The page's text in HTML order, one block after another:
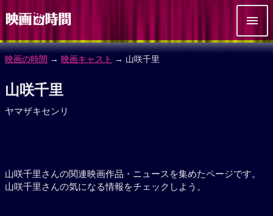
映画の時間 → 映画キャスト → 山咲千里
山咲千里
ヤマザキセンリ
山咲千里さんの関連映画作品・ニュースを集めたページです。
山咲千里さんの気になる情報をチェックしよう。